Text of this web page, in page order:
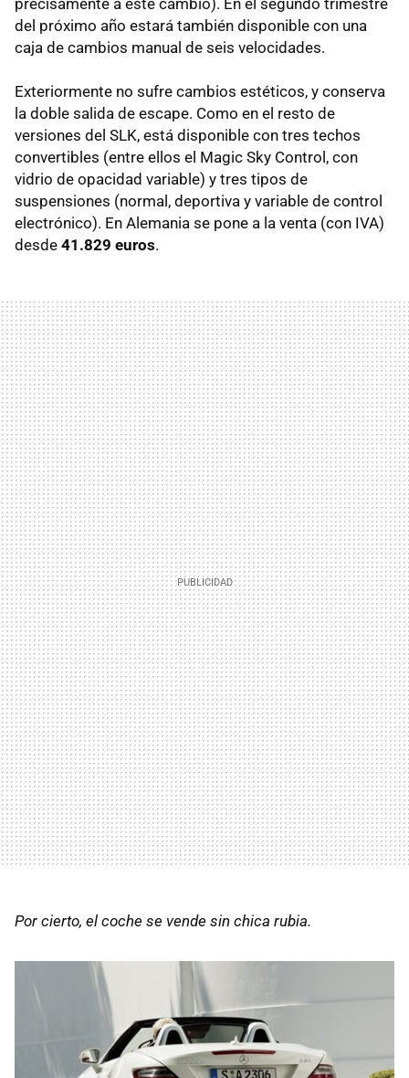
del próximo año estará también disponible con una
caja de cambios manual de seis velocidades.
Exteriormente no sufre cambios estéticos, y conserva
la doble salida de escape. Como en el resto de
versiones del SLK, está disponible con tres techos
convertibles (entre ellos el Magic Sky Control, con
vidrio de opacidad variable) y tres tipos de
suspensiones (normal, deportiva y variable de control
electrónico). En Alemania se pone a la venta (con IVA)
desde 41.829 euros.
Por cierto, el coche se vende sin chica rubia.